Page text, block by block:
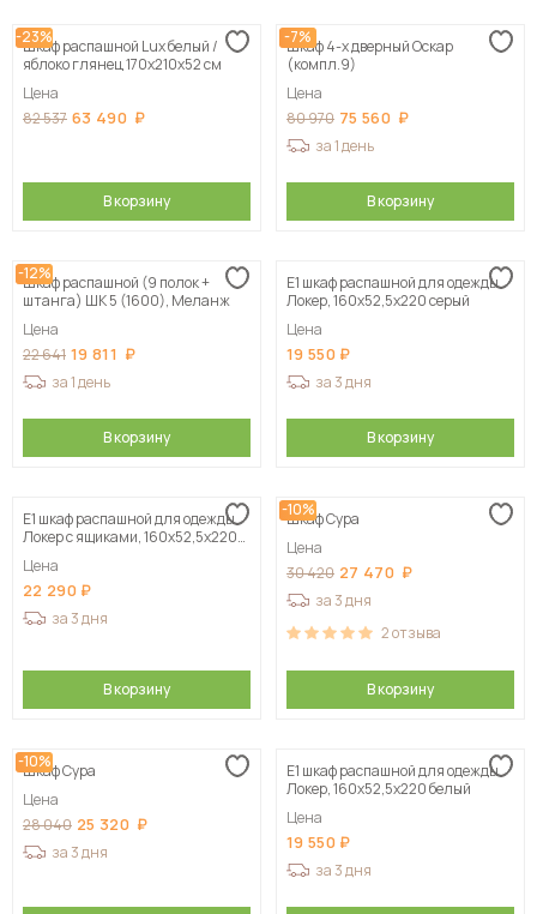
-23%
Шкаф распашной Lux белый /
яблоко глянец 170х210х52 см
Цена
82 537 63 490
В корзину
-7%
Шкаф 4-х дверный Оскар
(компл.9)
Цена
80 970 75 560
за 1 день
В корзину
-12%
Шкаф распашной (9 полок +
штанга) ШК 5 (1600), Меланж
Цена
22 641 19 811
за 1 день
В корзину
Е1 шкаф распашной для одежды
Локер, 160х52,5х220 серый
Цена
19 550
за 3 дня
В корзину
Е1 шкаф распашной для одежды
Локер с ящиками, 160х52,5х220
Цена
22 290
за 3 дня
В корзину
-10%
Шкаф Сура
Цена
30 420 27 470
за 3 дня
2отзыва
В корзину
-10%
Шкаф Сура
Цена
28 040 25 320
за 3 дня
Е1 шкаф распашной для одежды
Локер, 160х52,5х220 белый
Цена
19 550
за 3 дня